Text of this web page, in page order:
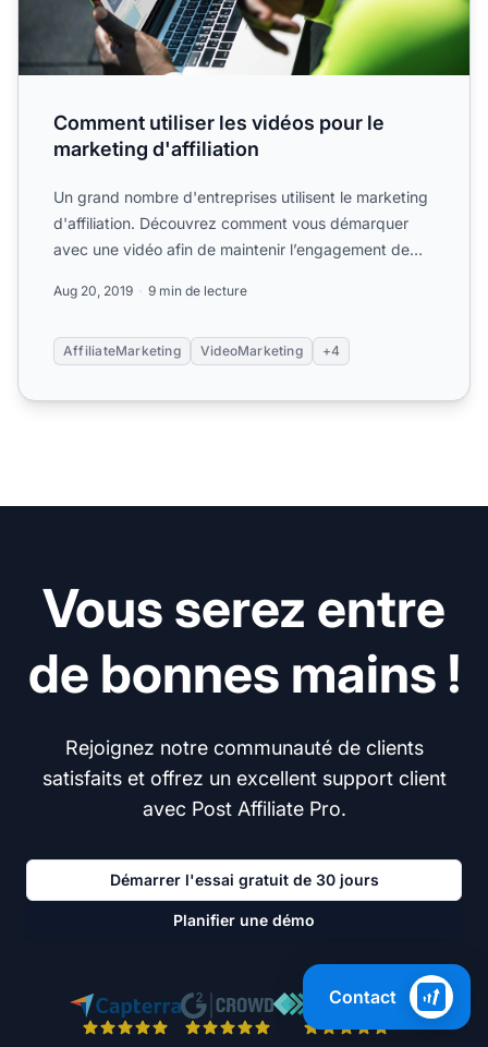
Comment utiliser les vidéos pour le
marketing d'affiliation
Un grand nombre d'entreprises utilisent le marketing
d'affiliation. Découvrez comment vous démarquer
avec une vidéo afin de maintenir l’engagement de
Aug 20, 2019 9 min de lecture
AffiliateMarketing VideoMarketing +4
Vous serez entre
de bonnes mains !
Rejoignez notre communauté de clients
satisfaits et offrez un excellent support client
avec Post Affiliate Pro.
Démarrer l'essai gratuit de 30 jours
Planifier une démo
Contact